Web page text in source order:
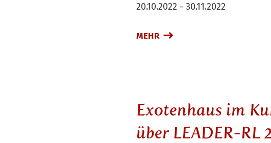
20.10.2022 - 30.11.2022
MEHR
Exotenhaus im
über LEADER-RL